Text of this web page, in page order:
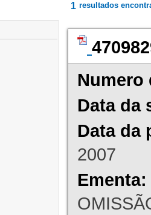
1 resultados
Numero
Data da
Data da
2007
Ementa: